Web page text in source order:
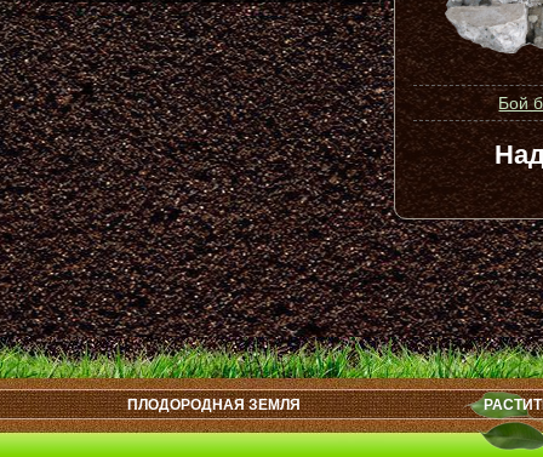
Бой
ПЛОДОРОДНАЯ ЗЕМЛЯ